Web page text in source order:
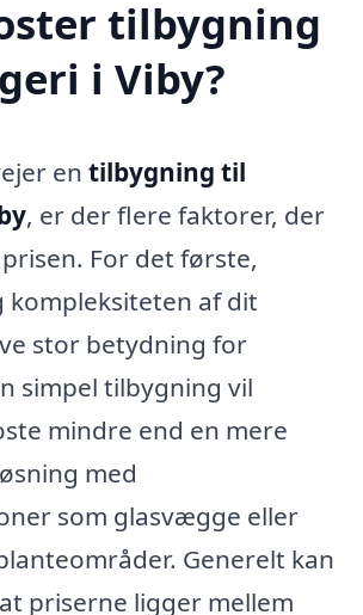
tilbygning
i Viby?
en tilbygning til
, er der flere faktorer, der
For det første,
kompleksiteten af dit
stor betydning for
simpel tilbygning vil
mindre end en mere
med
som glasvægge eller
Generelt kan
priserne ligger mellem